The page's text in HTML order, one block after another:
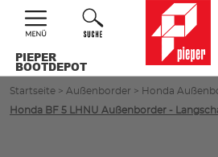
PIEPER
BOOTDEPOT
Startseite > Außenborder > Honda
Honda BF 5 LHNU Außenborder -